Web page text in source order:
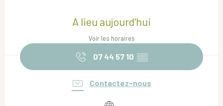
A lieu aujourd'hui
Voir les horaires
07 44 57 10 ▒▒
Contactez-nous